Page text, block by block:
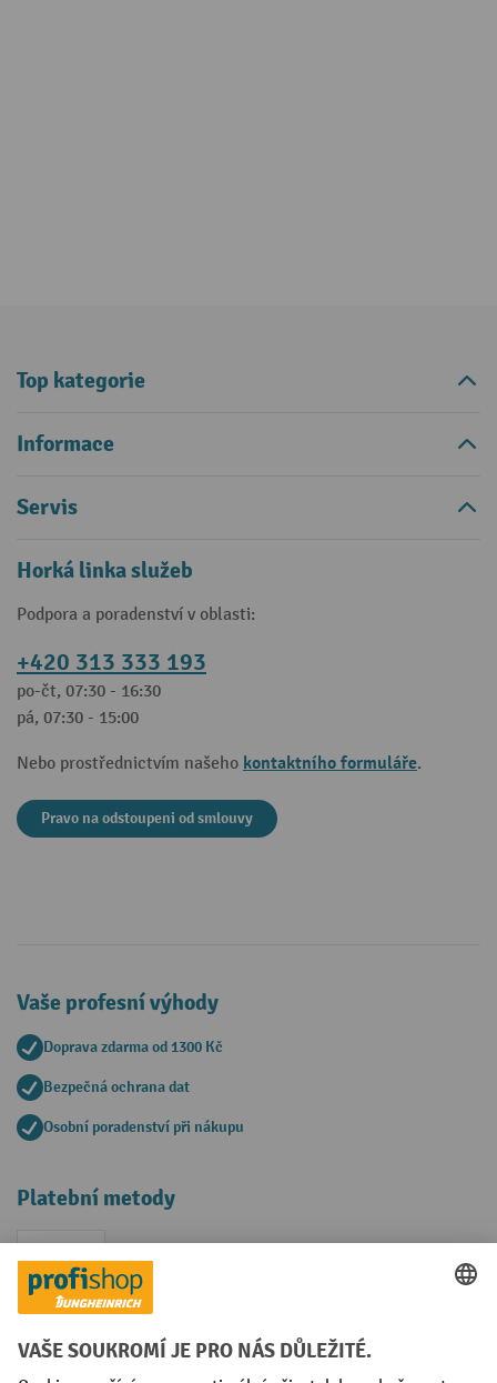
Top kategorie
Informace
Servis
Horká linka služeb
Podpora a poradenství v oblasti:
+420 313 333 193
po-čt, 07:30 - 16:30
pá, 07:30 - 15:00
Nebo prostřednictvím našeho kontaktního formuláře.
Pravo na odstoupeni od smlouvy
Vaše profesní výhody
Doprava zdarma od 1300 Kč
Bezpečná ochrana dat
Osobní poradenství při nákupu
Platební metody
Faktura
Sociální sítě
Facebook
YouTubeLinkedIn